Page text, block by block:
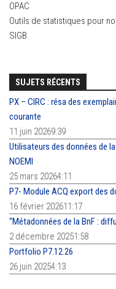
OPAC
Outils de statistiques pour
SIGB
SUJETS RÉCENTS
PX – CIRC : résa des
courante
11 juin 20269:39
Utilisateurs des données de
NOEMI
25 mars 20264:11
P7- Module ACQ export des
16 février 202611:17
“Métadonnées de la BnF :
2 décembre 20251:58
Portfolio P7.12.26
26 juin 20254:13